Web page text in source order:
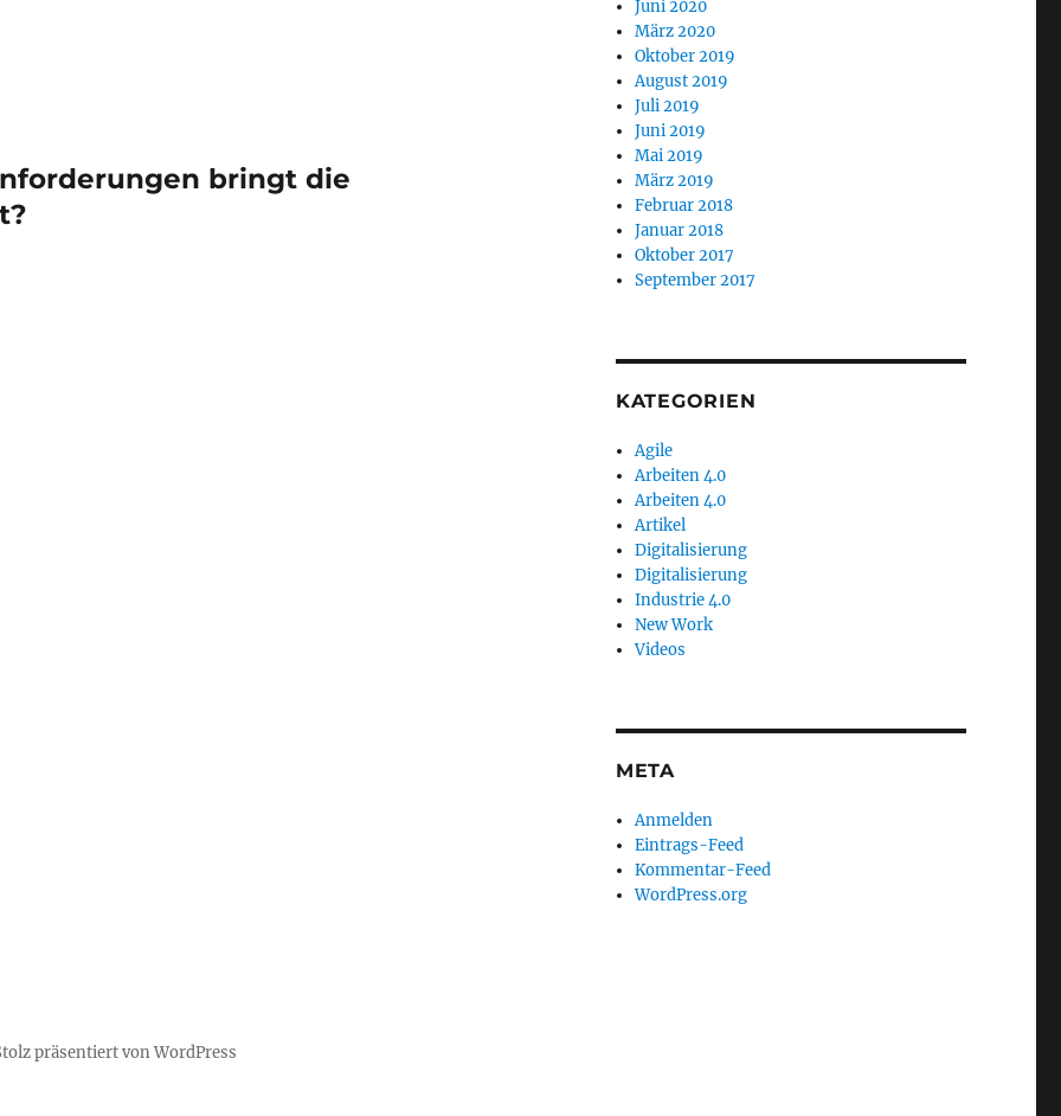
bringt die
Juni 2020
März 2020
Oktober 2019
August 2019
Juli 2019
Juni 2019
Mai 2019
März 2019
Februar 2018
Januar 2018
Oktober 2017
September 2017
KATEGORIEN
Agile
Arbeiten 4.0
Arbeiten 4.0
Artikel
Digitalisierung
Digitalisierung
Industrie 4.0
New Work
Videos
META
Anmelden
Eintrags-Feed
Kommentar-Feed
WordPress.org
präsentiert von WordPress